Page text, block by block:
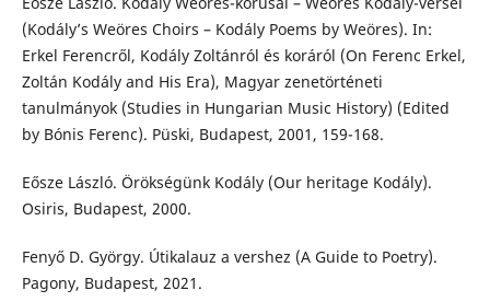
(Kodály’s Weöres Choirs – Kodály Poems by Weöres). In:
Erkel Ferencről, Kodály Zoltánról és koráról (On Ferenc Erkel,
Zoltán Kodály and His Era), Magyar zenetörténeti
tanulmányok (Studies in Hungarian Music History) (Edited
by Bónis Ferenc). Püski, Budapest, 2001, 159-168.
Eősze László. Örökségünk Kodály (Our heritage Kodály).
Osiris, Budapest, 2000.
Fenyő D. György. Útikalauz a vershez (A Guide to Poetry).
Pagony, Budapest, 2021.